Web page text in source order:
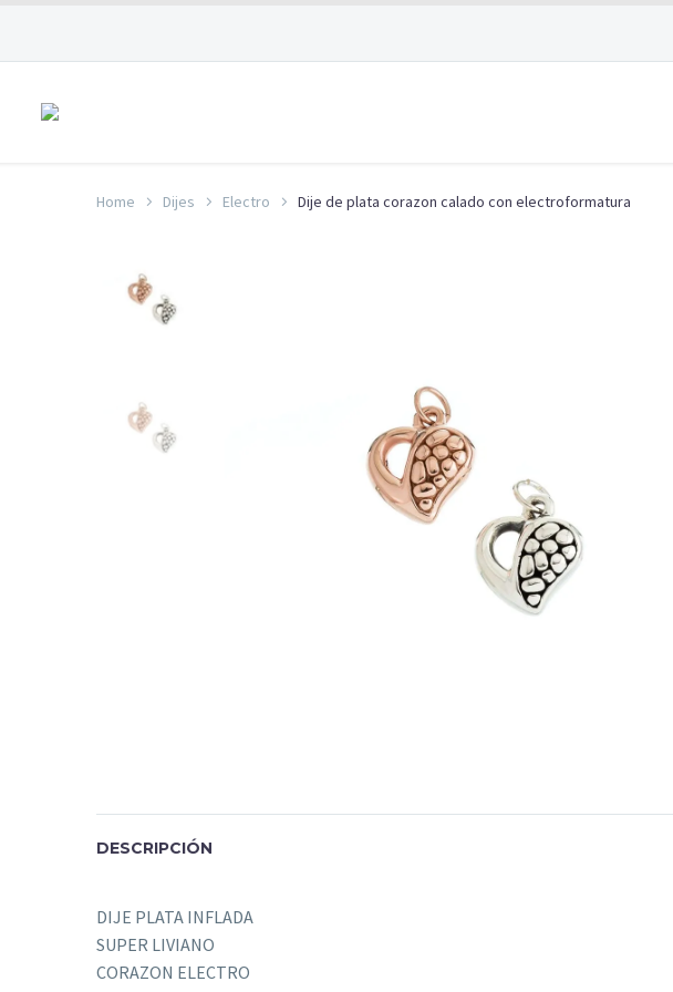
Home Dijes Electro Dije de plata corazon calado con electroformatura
DESCRIPCIÓN
DIJE PLATA INFLADA
SUPER LIVIANO
CORAZON ELECTRO